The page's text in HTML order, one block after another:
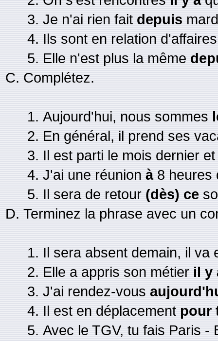
Je n'ai rien fait depuis
Ils sont en relation
Elle n'est plus la même
Complétez.
Aujourd'hui, nous sommes
En général, il prend ses
Il est parti le mois dernier
J'ai une réunion à8 heures
Il sera de retour (dès) ce
Terminez la phrase avec un
Il sera absent demain, il va
Elle a appris son métier il y
J'ai rendez-vous
Il est en déplacement pour
Avec le TGV, tu fais Paris -